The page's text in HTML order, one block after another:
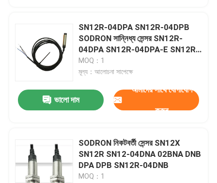
SN12R-04DPA SN12R-04DPB
SODRON সান্নিধ্য সেন্সর SN12R-
04DPA SN12R-04DPA-E SN12R-
04DPB SN12R-04DPB-E
MOQ：1
মূল্য：আলোচনা সাপেক্ষে
ভালো দাম
আমাদের সাথে যোগাযোগ
করুন
SODRON নিকটবর্তী সেন্সর SN12X
SN12R SN12-04DNA 02BNA DNB
DPA DPB SN12R-04DNB
MOQ：1